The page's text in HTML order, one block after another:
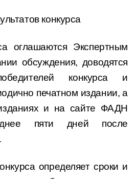
конкурса
оглашаются Экспертным
обсуждения, доводятся
конкурса и
печатном издании, а
и на сайте ФАДН
пяти дней после
определяет сроки и